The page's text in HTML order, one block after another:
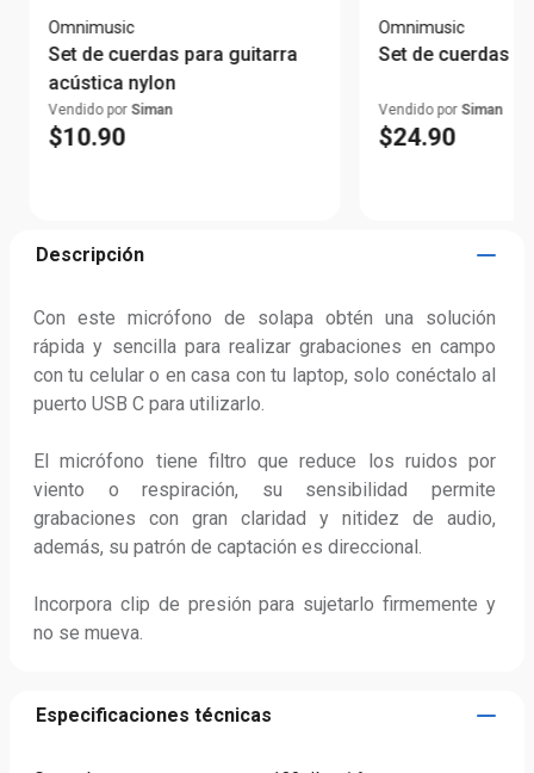
Omnimusic
Set de cuerdas para guitarra
acústica nylon
Vendido por Siman
$10.90
Omnimusic
Set de cuerdas
Vendido por Siman
$24.90
Descripción
Con este micrófono de solapa obtén una solución
rápida y sencilla para realizar grabaciones en campo
con tu celular o en casa con tu laptop, solo conéctalo al
puerto USB C para utilizarlo.
El micrófono tiene filtro que reduce los ruidos por
viento o respiración, su sensibilidad permite
grabaciones con gran claridad y nitidez de audio,
además, su patrón de captación es direccional.
Incorpora clip de presión para sujetarlo firmemente y
no se mueva.
Especificaciones técnicas